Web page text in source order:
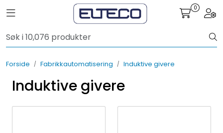
Skip to main content
Toggle navigation 0
Forside Fabrikkautomatisering Induktive givere
Induktive givere
Elektro
Fabrikkautomatisering
Prosessautomatisering